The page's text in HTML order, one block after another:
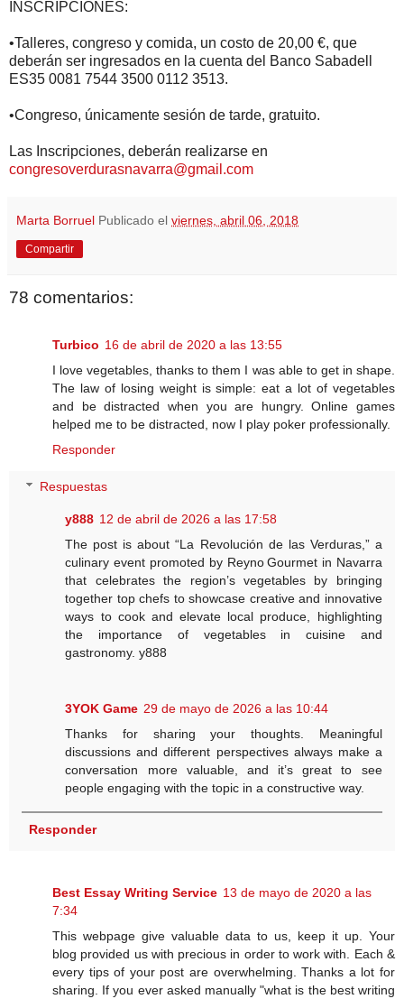
INSCRIPCIONES:
•Talleres, congreso y comida, un costo de 20,00 €, que
deberán ser ingresados en la cuenta del Banco Sabadell
ES35 0081 7544 3500 0112 3513.
•Congreso, únicamente sesión de tarde, gratuito.
Las Inscripciones, deberán realizarse en
congresoverdurasnavarra@gmail.com
Marta Borruel Publicado el viernes, abril 06, 2018
Compartir
78 comentarios:
Turbico 16 de abril de 2020 a las 13:55
I love vegetables, thanks to them I was able to get in shape.
The law of losing weight is simple: eat a lot of vegetables
and be distracted when you are hungry. Online games
helped me to be distracted, now I play poker professionally.
Responder
Respuestas
y888 12 de abril de 2026 a las 17:58
The post is about “La Revolución de las Verduras,” a
culinary event promoted by Reyno Gourmet in Navarra
that celebrates the region’s vegetables by bringing
together top chefs to showcase creative and innovative
ways to cook and elevate local produce, highlighting
the importance of vegetables in cuisine and
gastronomy. y888
3YOK Game 29 de mayo de 2026 a las 10:44
Thanks for sharing your thoughts. Meaningful
discussions and different perspectives always make a
conversation more valuable, and it’s great to see
people engaging with the topic in a constructive way.
Responder
Best Essay Writing Service 13 de mayo de 2020 a las
7:34
This webpage give valuable data to us, keep it up. Your
blog provided us with precious in order to work with. Each &
every tips of your post are overwhelming. Thanks a lot for
sharing. If you ever asked manually "what is the best writing